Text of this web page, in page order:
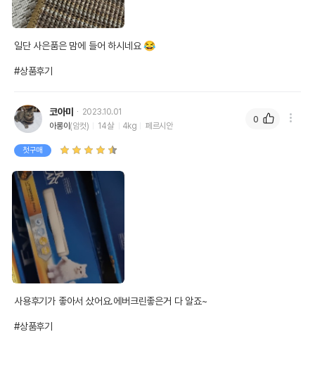
일단 사은품은 맘에 들어 하시네요 😂
#상품후기
코아미
2023.10.01
아롱이 (암컷) 14살 4kg 페르시안
첫구매
사용후기가 좋아서 샀어요.에버크린좋은거 다 알죠~
#상품후기
0